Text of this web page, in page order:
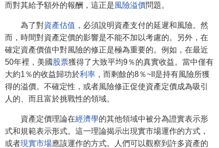
而對其給予額外的報酬，這正是風險溢價問題。
為了對資產估值 ，必須說明資產支付的延遲和風險。然
而，時間對資產定價的影響是不能不加以考慮的。另外，在
確定資產價值中對風險的修正是極為重要的。例如，在最近
50年裡，美國 股票獲得了大致平均9％的真實收益。當中僅有
大約1％的收益歸功於利率 ，而剩餘的8％~II是持有風險所獲
得的溢價。不確定性，或者風險修正促使資產定價成為吸引
人的、而且富於挑戰性的領域。
資產定價理論在經濟學的其他領域中被分為證實表示形
式和規範表示形式。這一理論揭示出現實市場運作的方式，
或者現實市場應該運作的方式。人們可以觀察到許多資產的